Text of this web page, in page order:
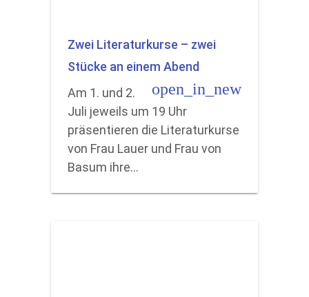
Zwei Literaturkurse – zwei
Stücke an einem Abend
open_in_new
Am 1. und 2.
Juli jeweils um 19 Uhr
präsentieren die Literaturkurse
von Frau Lauer und Frau von
Basum ihre…